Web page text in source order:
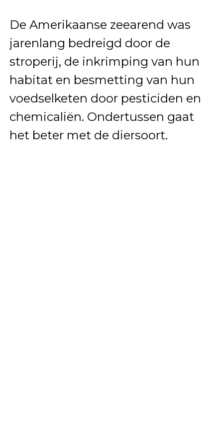
De Amerikaanse zeearend was
jarenlang bedreigd door de
stroperij, de inkrimping van hun
habitat en besmetting van hun
voedselketen door pesticiden en
chemicaliën. Ondertussen gaat
het beter met de diersoort.